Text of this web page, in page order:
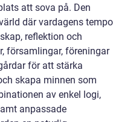
att sova på. Den
där vardagens tempo
reflektion och
församlingar, föreningar
för att stärka
skapa minnen som
av enkel logi,
anpassade